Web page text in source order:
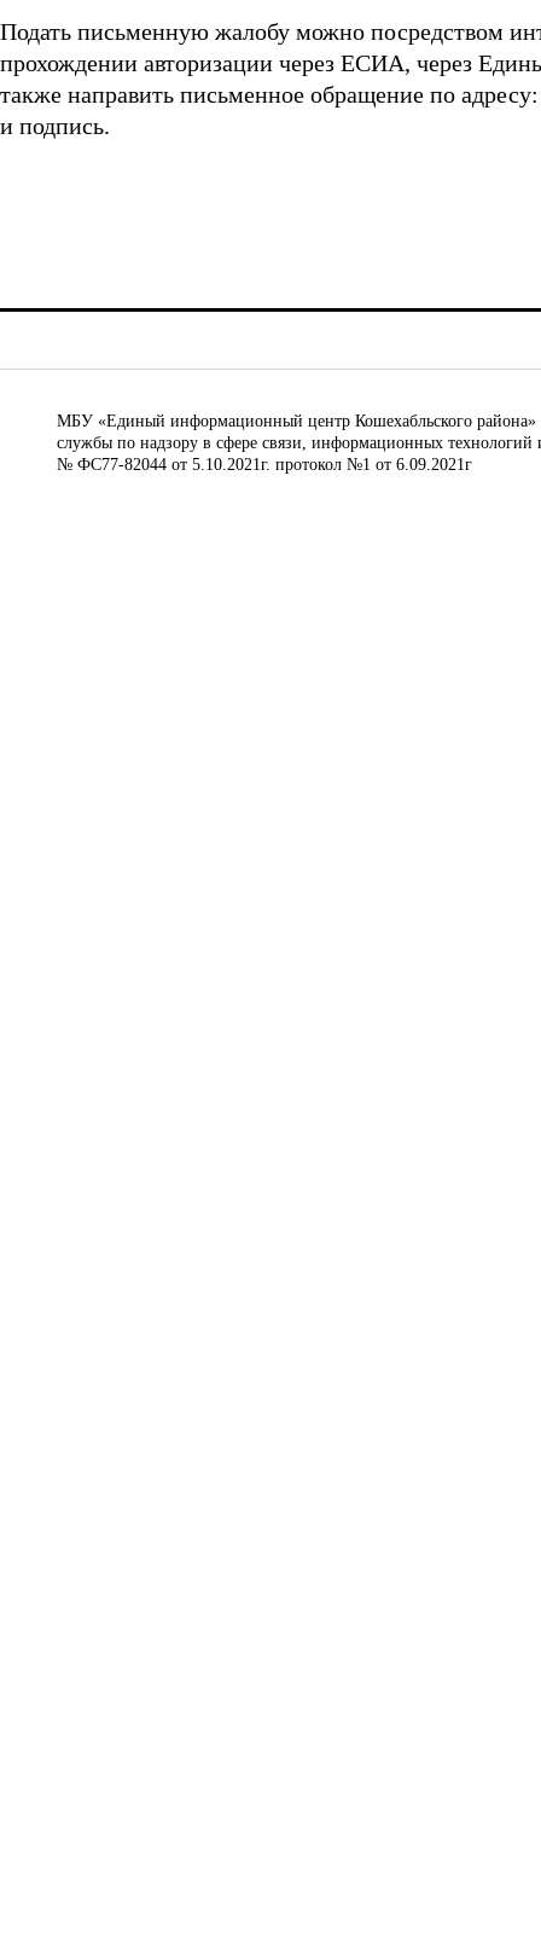
Подать письменную жалобу можно посредством
прохождении авторизации через ЕСИА, через
также направить письменное обращение по
и подпись.
МБУ «Единый информационный центр Кошехабльского района»
службы по надзору в сфере связи, информационных
№ ФС77-82044 от 5.10.2021г. протокол №1 от 6.09.2021г